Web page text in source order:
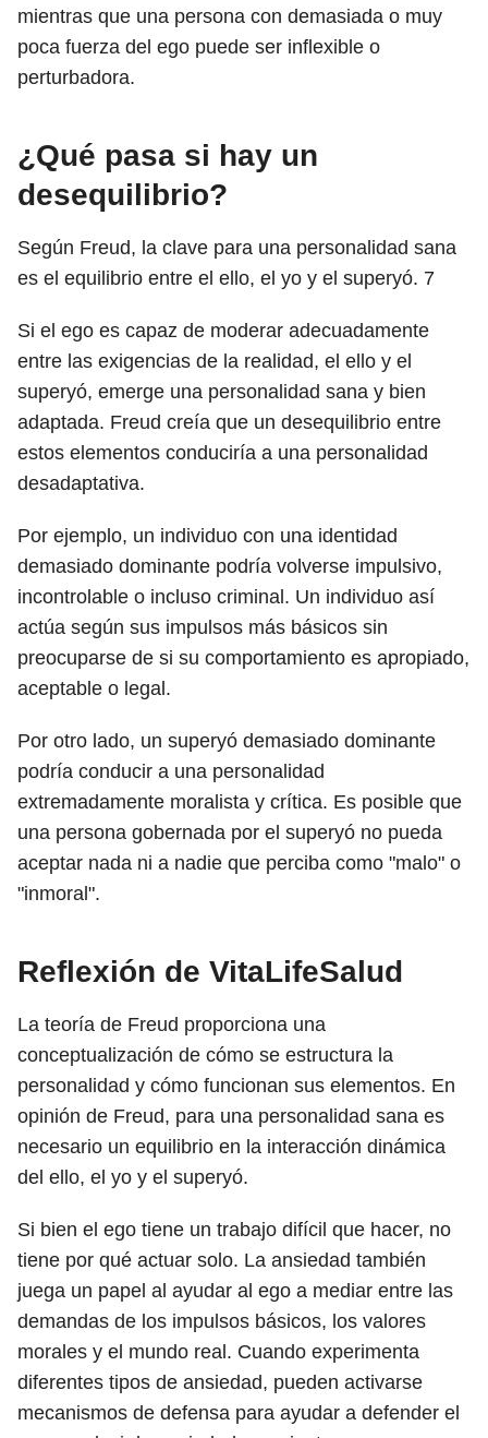
mientras que una persona con demasiada o muy
poca fuerza del ego puede ser inflexible o
perturbadora.
¿Qué pasa si hay un
desequilibrio?
Según Freud, la clave para una personalidad sana
es el equilibrio entre el ello, el yo y el superyó. 7
Si el ego es capaz de moderar adecuadamente
entre las exigencias de la realidad, el ello y el
superyó, emerge una personalidad sana y bien
adaptada. Freud creía que un desequilibrio entre
estos elementos conduciría a una personalidad
desadaptativa.
Por ejemplo, un individuo con una identidad
demasiado dominante podría volverse impulsivo,
incontrolable o incluso criminal. Un individuo así
actúa según sus impulsos más básicos sin
preocuparse de si su comportamiento es apropiado,
aceptable o legal.
Por otro lado, un superyó demasiado dominante
podría conducir a una personalidad
extremadamente moralista y crítica. Es posible que
una persona gobernada por el superyó no pueda
aceptar nada ni a nadie que perciba como "malo" o
"inmoral".
Reflexión de VitaLifeSalud
La teoría de Freud proporciona una
conceptualización de cómo se estructura la
personalidad y cómo funcionan sus elementos. En
opinión de Freud, para una personalidad sana es
necesario un equilibrio en la interacción dinámica
del ello, el yo y el superyó.
Si bien el ego tiene un trabajo difícil que hacer, no
tiene por qué actuar solo. La ansiedad también
juega un papel al ayudar al ego a mediar entre las
demandas de los impulsos básicos, los valores
morales y el mundo real. Cuando experimenta
diferentes tipos de ansiedad, pueden activarse
mecanismos de defensa para ayudar a defender el